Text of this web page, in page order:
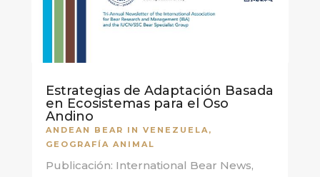
Estrategias de Adaptación Basada
en Ecosistemas para el Oso
Andino
ANDEAN BEAR IN VENEZUELA,
GEOGRAFÍA ANIMAL
Publicación: International Bear News,